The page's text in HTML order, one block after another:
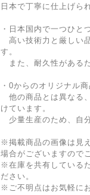
日本で丁寧に仕上げら
・日本国内で一つひと
高い技術力と厳しい
す。
また、耐久性がある
・0からのオリジナル商
他の商品とは異なる
けています。
少量生産のため、自
※掲載商品の画像は見
場合がございますので
※在庫を共有している
ださい。
※ご不明点はお気軽に